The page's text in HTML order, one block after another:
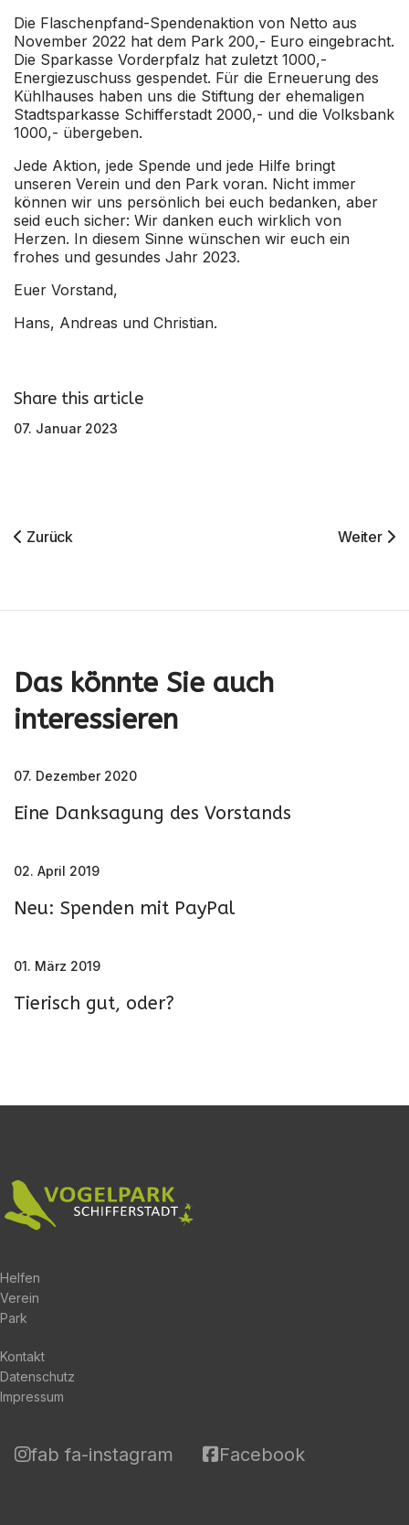
Die Flaschenpfand-Spendenaktion von Netto aus
November 2022 hat dem Park 200,- Euro eingebracht.
Die Sparkasse Vorderpfalz hat zuletzt 1000,-
Energiezuschuss gespendet. Für die Erneuerung des
Kühlhauses haben uns die Stiftung der ehemaligen
Stadtsparkasse Schifferstadt 2000,- und die Volksbank
1000,- übergeben.
Jede Aktion, jede Spende und jede Hilfe bringt
unseren Verein und den Park voran. Nicht immer
können wir uns persönlich bei euch bedanken, aber
seid euch sicher: Wir danken euch wirklich von
Herzen. In diesem Sinne wünschen wir euch ein
frohes und gesundes Jahr 2023.
Euer Vorstand,
Hans, Andreas und Christian.
Share this article
07. Januar 2023
Vorheriger Beitrag: Frohe Weihnachten
Zurück Nächster
Weiter
Das könnte Sie auch
interessieren
Eine Danksagung des Vorstands
07. Dezember 2020
Neu: Spenden mit PayPal
02. April 2019
Tierisch gut, oder?
01. März 2019
Helfen
Verein
Park
Kontakt
Datenschutz
Impressum
fab fa-instagram Facebook